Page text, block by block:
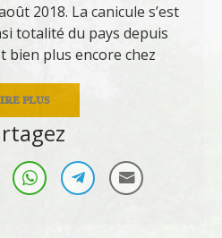
2018. La canicule s’est
totalité du pays depuis
bien plus encore chez
PLUS